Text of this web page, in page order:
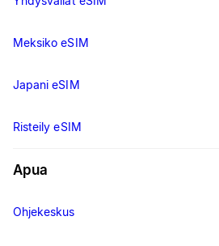
Meksiko eSIM
Japani eSIM
Risteily eSIM
Apua
Ohjekeskus